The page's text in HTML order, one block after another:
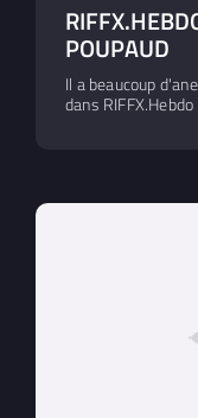
POUPAUD
Il a beaucoup
dans RIFFX.Hebdo